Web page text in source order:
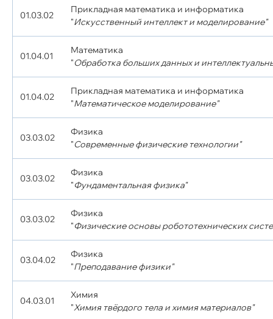
01.03.02
Прикладная математика и информатика
"Искусственный интеллект и моделирование"
01.04.01
Математика
"Обработка больших данных и
01.04.02
Прикладная математика и информатика
"Математическое моделирование"
03.03.02
Физика
"Современные физические технологии"
03.03.02
Физика
"Фундаментальная физика"
03.03.02
Физика
"Физические основы робототехнических
03.04.02
Физика
"Преподавание физики"
04.03.01
Химия
"Химия твёрдого тела и химия материалов"